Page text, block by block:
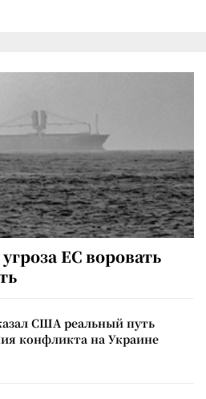
ЕС воровать
США реальный путь
конфликта на Украине